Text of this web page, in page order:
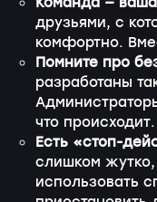
друзьями, с
комфортно.
Помните про
разработаны
что происходит.
Есть «стоп-
слишком
использовать